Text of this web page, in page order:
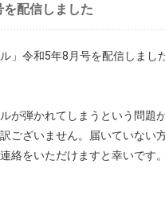
を配信しました
」令和5年8月号を配信しまし
が弾かれてしまうという問題
ございません。届いていない
絡をいただけますと幸いです。